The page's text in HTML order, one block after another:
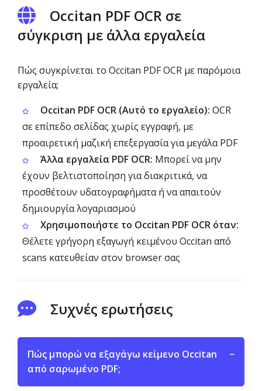
Occitan PDF OCR σε
σύγκριση με άλλα εργαλεία
Πώς συγκρίνεται το Occitan PDF OCR με παρόμοια
εργαλεία;
Occitan PDF OCR (Αυτό το εργαλείο): OCR
σε επίπεδο σελίδας χωρίς εγγραφή, με
προαιρετική μαζική επεξεργασία για μεγάλα PDF
Άλλα εργαλεία PDF OCR: Μπορεί να μην
έχουν βελτιστοποίηση για διακριτικά, να
προσθέτουν υδατογραφήματα ή να απαιτούν
δημιουργία λογαριασμού
Χρησιμοποιήστε το Occitan PDF OCR όταν:
Θέλετε γρήγορη εξαγωγή κειμένου Occitan από
scans κατευθείαν στον browser σας
Συχνές ερωτήσεις
Πώς μπορώ να εξαγάγω κείμενο Occitan
από σαρωμένο PDF;
−